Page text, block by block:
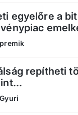
egyelőre a
premik
repítheti
Gyuri